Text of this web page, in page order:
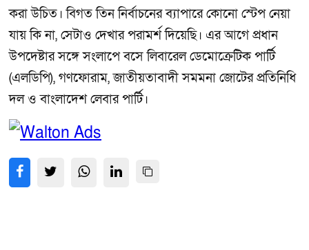
করা উচিত। বিগত তিন নির্বাচনের ব্যাপারে কোনো স্টেপ নেয়া
যায় কি না, সেটাও দেখার পরামর্শ দিয়েছি। এর আগে প্রধান
উপদেষ্টার সঙ্গে সংলাপে বসে লিবারেল ডেমোক্রেটিক পার্টি
(এলডিপি), গণফোরাম, জাতীয়তাবাদী সমমনা জোটের প্রতিনিধি
দল ও বাংলাদেশ লেবার পার্টি।